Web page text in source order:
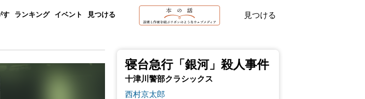
す ランキング イベント 見つける 見つける
寝台急行「銀河」殺人事件
十津川警部クラシックス
西村京太郎